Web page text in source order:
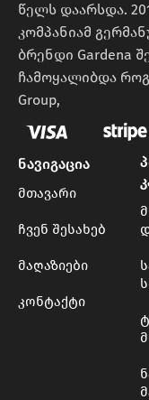
წელს დაარსდა.
კომპანიამ
ბრენდი Gardena
ჩამოყალიბდა
Group,
ნავიგაცია
მთავარი
ჩვენ შესახებ
მაღაზიები
კონტაქტი